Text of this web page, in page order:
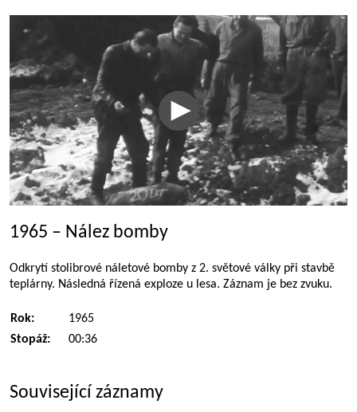
1965 – Nález bomby
Odkrytí stolibrové náletové bomby z 2. světové války při stavbě
teplárny. Následná řízená exploze u lesa. Záznam je bez zvuku.
Rok:
1965
Stopáž:
00:36
Související záznamy